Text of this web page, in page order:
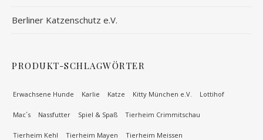
Berliner Katzenschutz e.V.
PRODUKT-SCHLAGWÖRTER
Erwachsene Hunde Karlie Katze Kitty München e.V. Lottihof
Mac´s Nassfutter Spiel & Spaß Tierheim Crimmitschau
Tierheim Kehl Tierheim Mayen Tierheim Meissen